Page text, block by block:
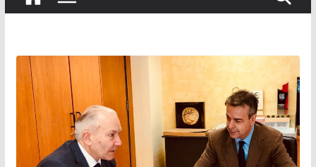
καθημερινότητάς τους»
Στέφανος Γκίκας: «Καλωσορίζω θερμά τους
911 νέους φοιτητές που επέλεξαν τα 6
Τμήματα της Κέρκυρας για τις σπουδές
τους»